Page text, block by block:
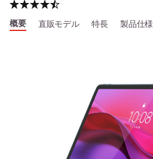
o
g
概要 直販モデル 特長 製品仕様